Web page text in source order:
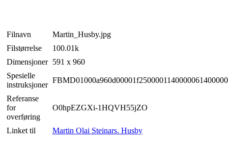
Filnavn
Martin_Husby.jpg
Filstørrelse
100.01k
Dimensjoner 591 x 960
Spesielle
instruksjoner
Referanse
for
overføring
O0hpEZGXi-1HQVH55jZO
Linket til Martin Olai Steinars. Husby